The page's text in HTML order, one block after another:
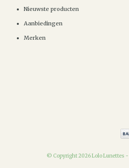
Nieuwste producten
Aanbiedingen
Merken
© Copyright 2026 Lolo Lunettes -